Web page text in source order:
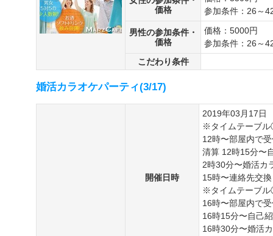
価格
参加条件：26～
男性の参加条件・
価格
価格：5000円
参加条件：26～
こだわり条件
婚活カラオケパーティ(3/17)
開催日時
2019年03月17日
※タイムテーブ
12時〜部屋内で
清算 12時15分〜
2時30分〜婚活カ
15時〜連絡先交
※タイムテーブ
16時〜部屋内で
16時15分〜自己
16時30分〜婚活